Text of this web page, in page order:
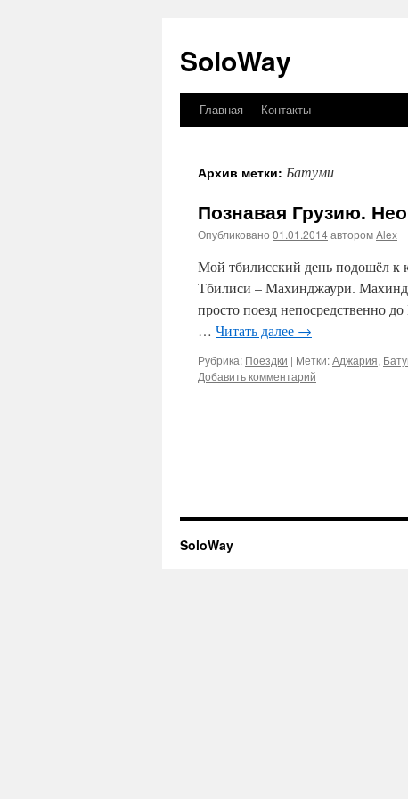
SoloWay
Перейти
содержимому
Главная Контакты
Архив метки: Батуми
Познавая Грузию.
Опубликовано 01.01.2014авторомAlex
Мой тбилисский день подошёл к
Тбилиси – Махинджаури.
просто поезд непосредственно
… Читать далее →
Рубрика: Поездки | Метки:Аджария,
Добавить комментарий
SoloWay